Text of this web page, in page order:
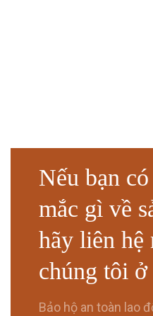
Nếu bạn
mắc gì về
hãy liên hệ
chúng tôi ở
Bảo hộ an toàn lao